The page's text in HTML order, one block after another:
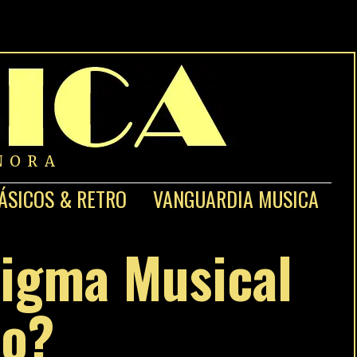
& RETRO VANGUARDIA MUSICA
Musical